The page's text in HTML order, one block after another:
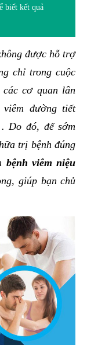
biết kết quả
được hỗ trợ
chỉ trong cuộc
cơ quan lân
viêm đường tiết
Do đó, để sớm
trị bệnh đúng
bệnh viêm niệu
giúp bạn chủ